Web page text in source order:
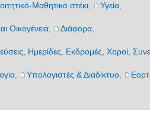
Μαθητικο στέκι, Υγεία,
Οικογένεια, Διάφορα,
Ημερίδες, Εκδρομές, Χοροί,
, Υπολογιστές & Διαδίκτυο,